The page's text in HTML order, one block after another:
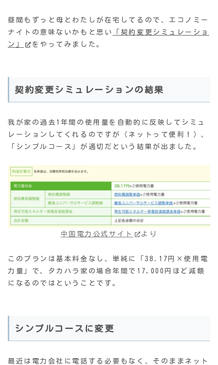
昼間もずっと母とわたしが在宅してるので、エコノミー
ナイトの意味ないかもと思い
「契約変更シミュレーショ
ン」
をやってみました。
契約変更シミュレーションの結果
我が家の過去1年間の使用量を自動的に反映してシミュ
レーションしてくれるのですが（ネットって便利！）、
「シンプルコース」が適切だという結果が出ました。
中国電力公式サイト より
このプランは基本料金なし、単純に「38.17円×使用電
力量」で、タカハラ家の場合年間で17,000円ほど減額
になるのではということです。
シンプルコースに変更
最近は電力会社に電話する必要もなく、そのままネット